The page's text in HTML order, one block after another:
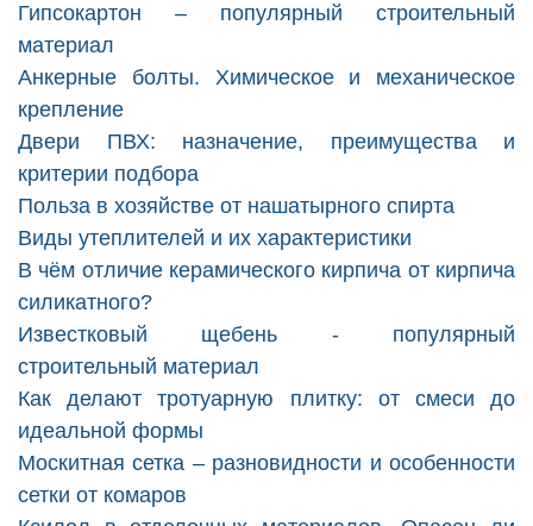
Гипсокартон – популярный строительный
материал
Анкерные болты. Химическое и механическое
крепление
Двери ПВХ: назначение, преимущества и
критерии подбора
Польза в хозяйстве от нашатырного спирта
Виды утеплителей и их характеристики
В чём отличие керамического кирпича от кирпича
силикатного?
Известковый щебень - популярный
строительный материал
Как делают тротуарную плитку: от смеси до
идеальной формы
Москитная сетка – разновидности и особенности
сетки от комаров